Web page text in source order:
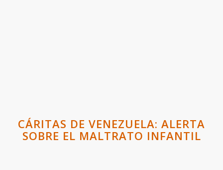
CÁRITAS DE VENEZUELA: ALERTA
SOBRE EL MALTRATO INFANTIL